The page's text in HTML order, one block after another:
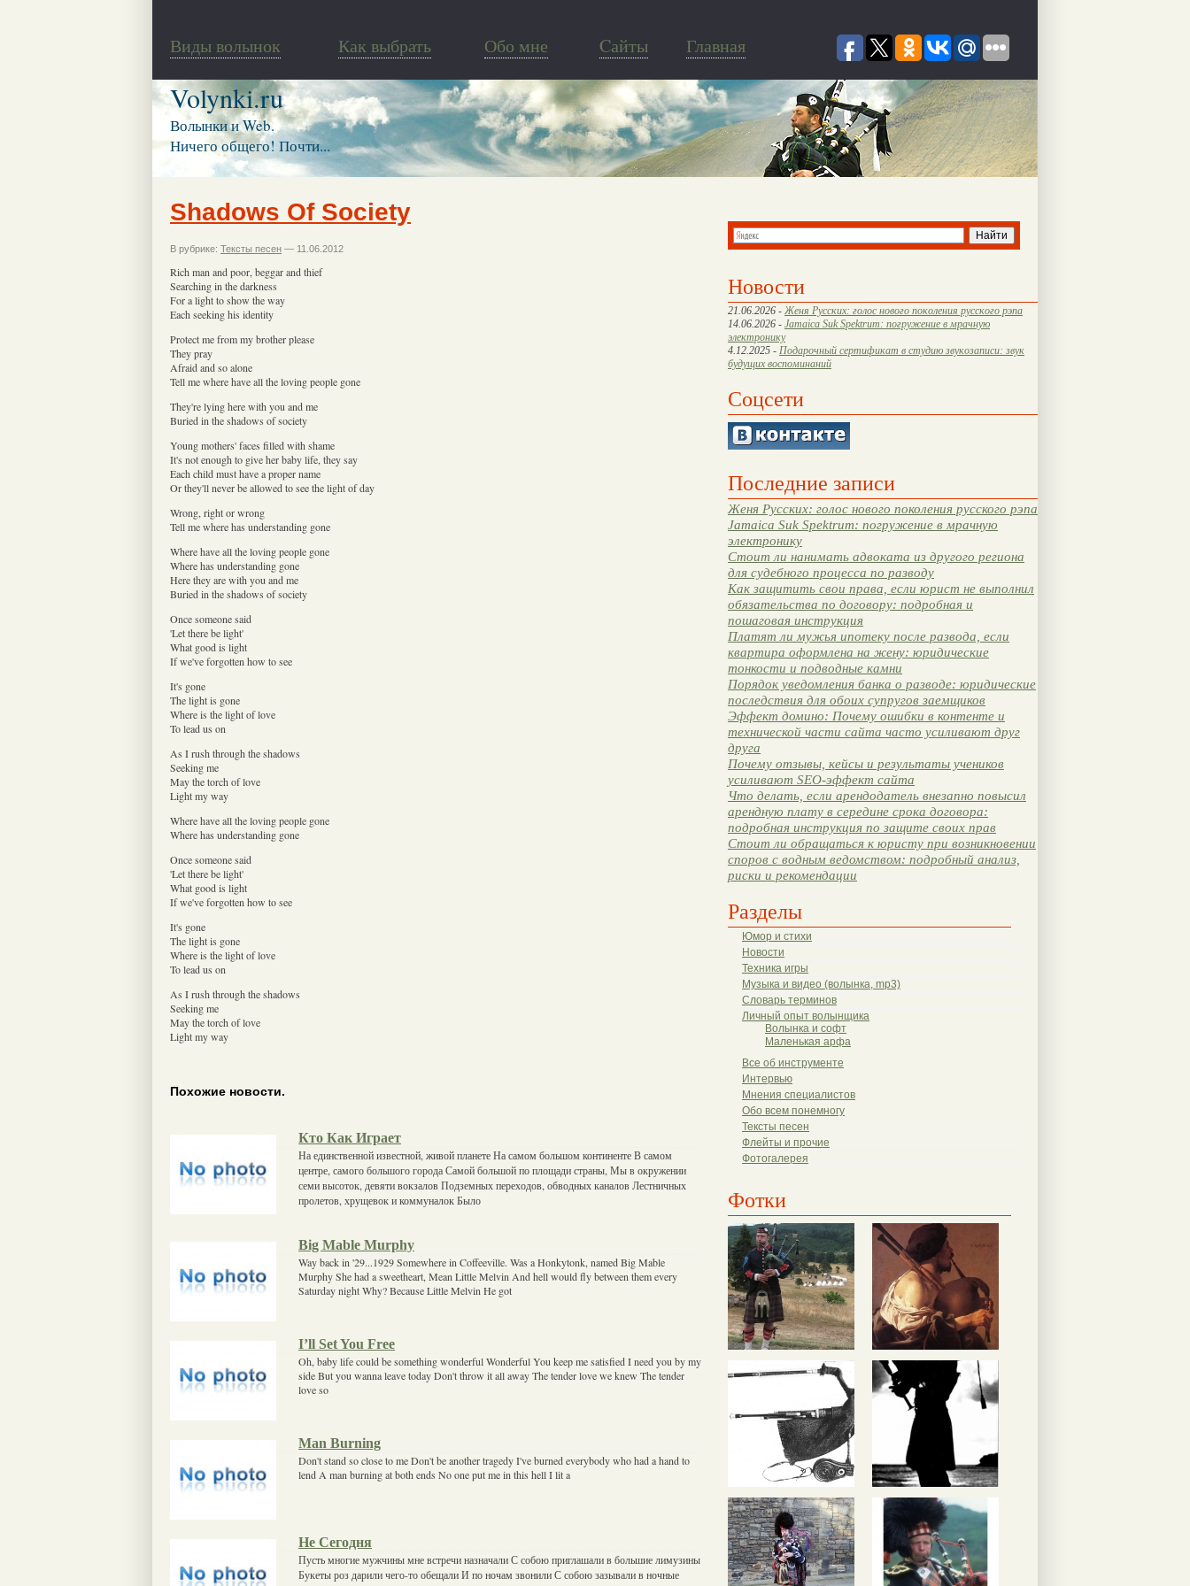
Виды волынок Как выбрать Обо мне Cайты Главная
Volynki.ru
Волынки и Web.
Ничего общего! Почти...
Новости
21.06.2026 - Женя Русских: голос нового поколения русского рэпа
14.06.2026 - Jamaica Suk Spektrum: погружение в мрачную
электронику
4.12.2025 - Подарочный сертификат в студию звукозаписи: звук
будущих воспоминаний
Соцсети
Последние записи
Женя Русских: голос нового поколения русского рэпа
Jamaica Suk Spektrum: погружение в мрачную
электронику
Стоит ли нанимать адвоката из другого региона
для судебного процесса по разводу
Как защитить свои права, если юрист не выполнил
обязательства по договору: подробная и
пошаговая инструкция
Платят ли мужья ипотеку после развода, если
квартира оформлена на жену: юридические
тонкости и подводные камни
Порядок уведомления банка о разводе: юридические
последствия для обоих супругов заемщиков
Эффект домино: Почему ошибки в контенте и
технической части сайта часто усиливают друг
друга
Почему отзывы, кейсы и результаты учеников
усиливают SEO-эффект сайта
Что делать, если арендодатель внезапно повысил
арендную плату в середине срока договора:
подробная инструкция по защите своих прав
Стоит ли обращаться к юристу при возникновении
споров с водным ведомством: подробный анализ,
риски и рекомендации
Разделы
Юмор и стихи
Новости
Техника игры
Музыка и видео (волынка, mp3)
Словарь терминов
Личный опыт волынщика
Волынка и софт
Маленькая арфа
Все об инструменте
Интервью
Мнения специалистов
Обо всем понемногу
Тексты песен
Флейты и прочие
Фотогалерея
Фотки
Shadows Of Society
В рубрике: Тексты песен — 11.06.2012
Rich man and poor, beggar and thief
Searching in the darkness
For a light to show the way
Each seeking his identity
Protect me from my brother please
They pray
Afraid and so alone
Tell me where have all the loving people gone
They're lying here with you and me
Buried in the shadows of society
Young mothers' faces filled with shame
It's not enough to give her baby life, they say
Each child must have a proper name
Or they'll never be allowed to see the light of day
Wrong, right or wrong
Tell me where has understanding gone
Where have all the loving people gone
Where has understanding gone
Here they are with you and me
Buried in the shadows of society
Once someone said
'Let there be light'
What good is light
If we've forgotten how to see
It's gone
The light is gone
Where is the light of love
To lead us on
As I rush through the shadows
Seeking me
May the torch of love
Light my way
Where have all the loving people gone
Where has understanding gone
Once someone said
'Let there be light'
What good is light
If we've forgotten how to see
It's gone
The light is gone
Where is the light of love
To lead us on
As I rush through the shadows
Seeking me
May the torch of love
Light my way
Похожие новости.
Кто Как Играет
На единственной известной, живой планете На самом большом континенте В самом
центре, самого большого города Самой большой по площади страны, Мы в окружении
семи высоток, девяти вокзалов Подземных переходов, обводных каналов Лестничных
пролетов, хрущевок и коммуналок Было
Big Mable Murphy
Way back in '29...1929 Somewhere in Coffeeville. Was a Honkytonk, named Big Mable
Murphy She had a sweetheart, Mean Little Melvin And hell would fly between them every
Saturday night Why? Because Little Melvin He got
I’ll Set You Free
Oh, baby life could be something wonderful Wonderful You keep me satisfied I need you by my
side But you wanna leave today Don't throw it all away The tender love we knew The tender
love so
Man Burning
Don't stand so close to me Don't be another tragedy I've burned everybody who had a hand to
lend A man burning at both ends No one put me in this hell I lit a
Не Сегодня
Пусть многие мужчины мне встречи назначали С собою приглашали в большие лимузины
Букеты роз дарили чего-то обещали И по ночам звонили С собою зазывали в ночные